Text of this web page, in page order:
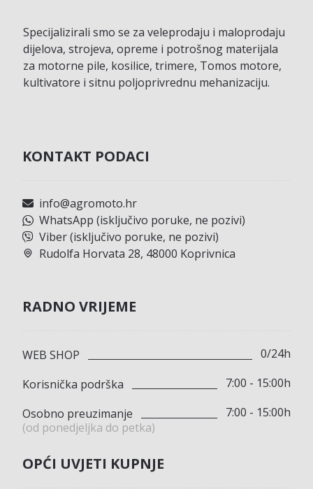
Specijalizirali smo se za veleprodaju i maloprodaju
dijelova, strojeva, opreme i potrošnog materijala
za motorne pile, kosilice, trimere, Tomos motore,
kultivatore i sitnu poljoprivrednu mehanizaciju.
KONTAKT PODACI
info@agromoto.hr
WhatsApp (isključivo poruke, ne pozivi)
Viber (isključivo poruke, ne pozivi)
Rudolfa Horvata 28, 48000 Koprivnica
RADNO VRIJEME
WEB SHOP
0/24h
Korisnička podrška
7:00 - 15:00h
Osobno preuzimanje
(od ponedjeljka do petka)
7:00 - 15:00h
OPĆI UVJETI KUPNJE